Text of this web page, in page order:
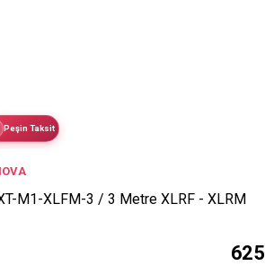
Peşin Taksit
M1-XLFM-3 / 3 Metre XLRF - XLRM
625